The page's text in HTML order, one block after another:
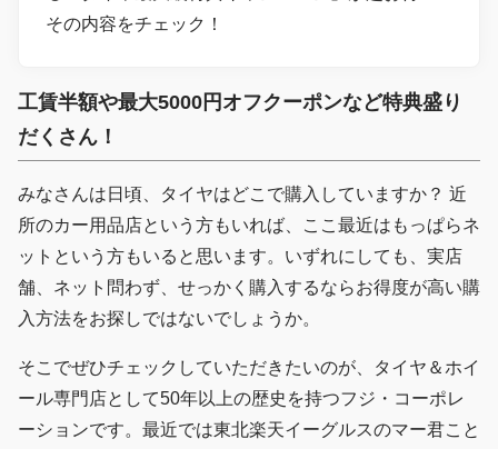
その内容をチェック！
工賃半額や最大5000円オフクーポンなど特典盛り
だくさん！
みなさんは日頃、タイヤはどこで購入していますか？ 近
所のカー用品店という方もいれば、ここ最近はもっぱらネ
ットという方もいると思います。いずれにしても、実店
舗、ネット問わず、せっかく購入するならお得度が高い購
入方法をお探しではないでしょうか。
そこでぜひチェックしていただきたいのが、タイヤ＆ホイ
ール専門店として50年以上の歴史を持つフジ・コーポレ
ーションです。最近では東北楽天イーグルスのマー君こと